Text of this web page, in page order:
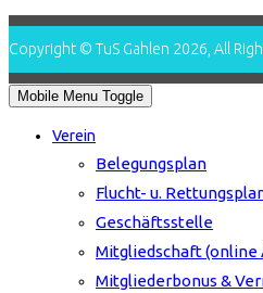
Copyright © TuS Gahlen 2026, All
Mobile Menu Toggle
Verein
Belegungsplan
Flucht- u.
Geschäftsstelle
Mitgliedschaft (online
Mitgliederbonus &